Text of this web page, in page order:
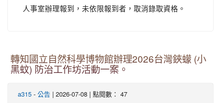
人事室辦理報到，未依限報到者，取消錄取資格。
轉知國立自然科學博物館辦理2026台灣鋏蠓 (小
黑蚊) 防治工作坊活動一案。
a315 - 公告 | 2026-07-08 | 點閱數： 47